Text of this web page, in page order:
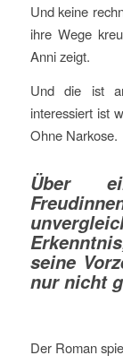
Und keine
ihre Wege
Anni zeigt.
Und die ist
interessiert ist
Ohne Narkose.
Über
seine
nur nicht
Der Roman